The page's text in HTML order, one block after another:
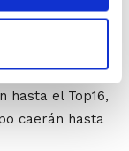
para
la cual, 4 de
hasta el Top16,
caerán hasta